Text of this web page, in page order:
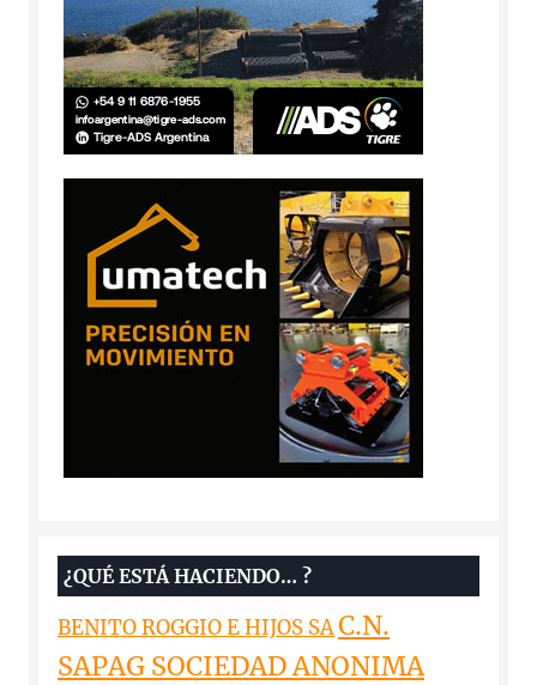
¿QUÉ ESTÁ HACIENDO… ?
BENITO ROGGIO E HIJOS SAC.N.
SAPAG SOCIEDAD ANONIMA